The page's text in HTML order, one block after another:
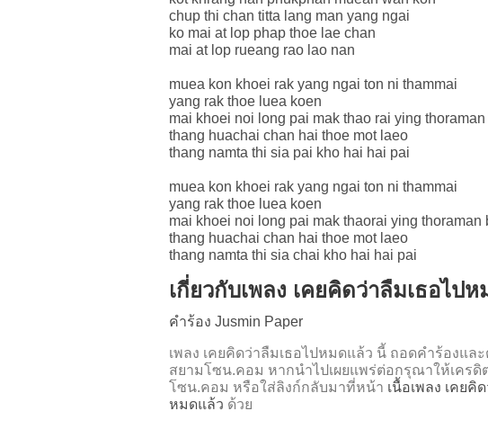
chup thi chan titta lang man yang ngai
ko mai at lop phap thoe lae chan
mai at lop rueang rao lao nan
muea kon khoei rak yang ngai ton ni thammai
yang rak thoe luea koen
mai khoei noi long pai mak thao rai ying
thang huachai chan hai thoe mot laeo
thang namta thi sia pai kho hai hai pai
muea kon khoei rak yang ngai ton ni thammai
yang rak thoe luea koen
mai khoei noi long pai mak thaorai ying thoraman
thang huachai chan hai thoe mot laeo
thang namta thi sia chai kho hai hai pai
เกี่ยวกับเพลง เคยคิดว่าลืมเธอไป
คำร้อง Jusmin Paper
เพลง เคยคิดว่าลืมเธอไปหมดแล้ว นี้ ถอดคำร้องแล
สยามโซน.คอม หากนำไปเผยแพร่ต่อกรุณาให้เครดิ
โซน.คอม หรือใส่ลิงก์กลับมาที่หน้า เนื้อเพลง เคยคิ
หมดแล้ว ด้วย